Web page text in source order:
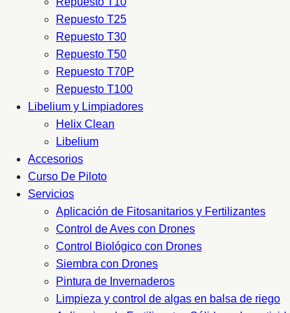
Repuesto T25
Repuesto T30
Repuesto T50
Repuesto T70P
Repuesto T100
Libelium y Limpiadores
Helix Clean
Libelium
Accesorios
Curso De Piloto
Servicios
Aplicación de Fitosanitarios y Fertilizantes
Control de Aves con Drones
Control Biológico con Drones
Siembra con Drones
Pintura de Invernaderos
Limpieza y control de algas en balsa de riego